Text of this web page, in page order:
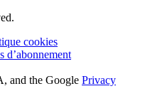
cookies
d’abonnement
and the Google Privacy